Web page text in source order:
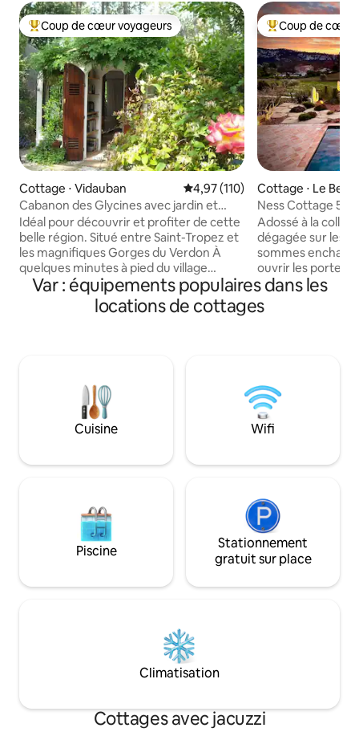
Coups de cœur voyageurs les plus appréciés
Coup de cœur voyageurs
Cottage ⋅ Vidauban Évaluation moyenne sur la
4,97 (110)
Cabanon des Glycines avec jardin et
piscine
Idéal pour découvrir et profiter de cette
belle région. Situé entre Saint-Tropez et
les magnifiques Gorges du Verdon À
quelques minutes à pied du village
provençal de Vidauban. Sur la propriété
de la Villa Arregui se trouve le Cabanon
des Glycines. Entièrement équipé et
minutes à pied de l'allée de l'autre côté
de la Villa Arregui... avec vue sur les
Coups de cœur
Coup de cœur
Cottage ⋅ Le
Ness Cottage 5 *
des plages
Adossé à la
dégagée sur les
sommes
ouvrir les portes
belle suite de 55
confortable à la
de caractère, le
cuisine et d’une
paradis existe,
Var : équipements populaires dans les
locations de cottages
Cuisine Wifi
Piscine
Stationnement
gratuit sur place
Climatisation
Cottages avec jacuzzi